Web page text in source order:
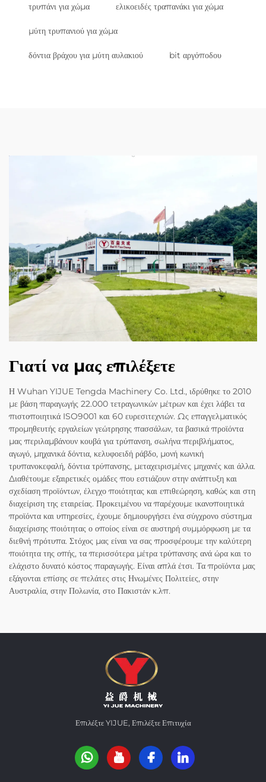
τρυπάνι για χώμα ελικοειδές τραπανάκι για χώμα
μύτη τρυπανιού για χώμα
δόντια βράχου για μύτη αυλακιού bit αργόποδου
Γιατί να μας επιλέξετε
Η Wuhan YIJUE Tengda Machinery Co. Ltd., ιδρύθηκε το 2010
με βάση παραγωγής 22.000 τετραγωνικών μέτρων και έχει λάβει τα
πιστοποιητικά ISO9001 και 60 ευρεσιτεχνιών. Ως επαγγελματικός
προμηθευτής εργαλείων γεώτρησης πασσάλων, τα βασικά προϊόντα
μας περιλαμβάνουν κουβά για τρύπανση, σωλήνα περιβλήματος,
αγωγό, μηχανικά δόντια, κελυφοειδή ράβδο, μονή κωνική
τρυπανοκεφαλή, δόντια τρύπανσης, μεταχειρισμένες μηχανές και άλλα.
Διαθέτουμε εξαιρετικές ομάδες που εστιάζουν στην ανάπτυξη και
σχεδίαση προϊόντων, έλεγχο ποιότητας και επιθεώρηση, καθώς και στη
διαχείριση της εταιρείας. Προκειμένου να παρέχουμε ικανοποιητικά
προϊόντα και υπηρεσίες, έχουμε δημιουργήσει ένα σύγχρονο σύστημα
διαχείρισης ποιότητας ο οποίος είναι σε αυστηρή συμμόρφωση με τα
διεθνή πρότυπα. Στόχος μας είναι να σας προσφέρουμε την καλύτερη
ποιότητα της οπής, τα περισσότερα μέτρα τρύπανσης ανά ώρα και το
ελάχιστο δυνατό κόστος παραγωγής. Είναι απλά έτσι. Τα προϊόντα μας
εξάγονται επίσης σε πελάτες στις Ηνωμένες Πολιτείες, στην
Αυστραλία, στην Πολωνία, στο Πακιστάν κ.λπ.
Επιλέξτε YIJUE, Επιλέξτε Επιτυχία